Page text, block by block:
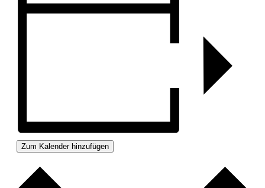
Zum Kalender hinzufügen